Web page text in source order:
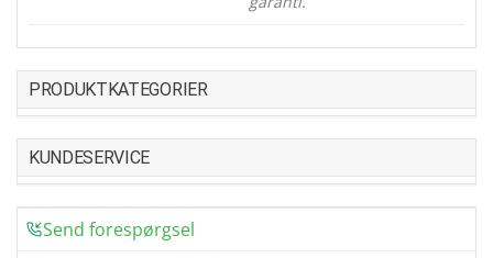
PRODUKTKATEGORIER
KUNDESERVICE
Send forespørgsel